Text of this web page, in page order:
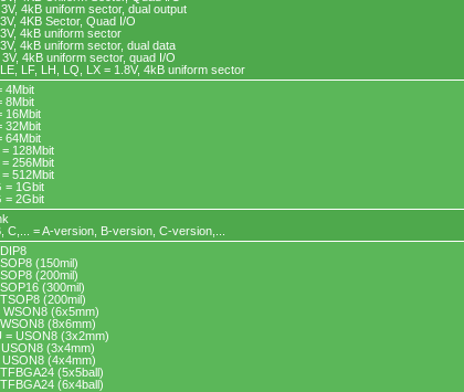
3V, 4kB uniform sector, dual output
4KB Sector, Quad I/O
4kB uniform sector
4kB uniform sector, dual data
4kB uniform sector, quad I/O
LF, LH, LQ, LX = 1.8V, 4kB uniform sector
4Mbit
8Mbit
16Mbit
32Mbit
64Mbit
= 128Mbit
256Mbit
512Mbit
= 1Gbit
= 2Gbit
C,... = A-version, B-version, C-version,...
(150mil)
(200mil)
(300mil)
(200mil)
WSON8 (6x5mm)
(8x6mm)
= USON8 (3x2mm)
USON8 (3x4mm)
USON8 (4x4mm)
(5x5ball)
(6x4ball)